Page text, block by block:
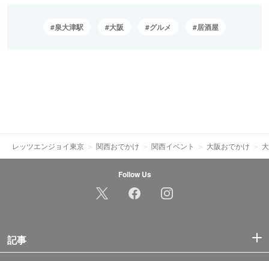
泉大津駅 大阪 グルメ 居酒屋
レッツエンジョイ東京 関西おでかけ 関西イベント 大阪おでかけ
Follow Us
記事